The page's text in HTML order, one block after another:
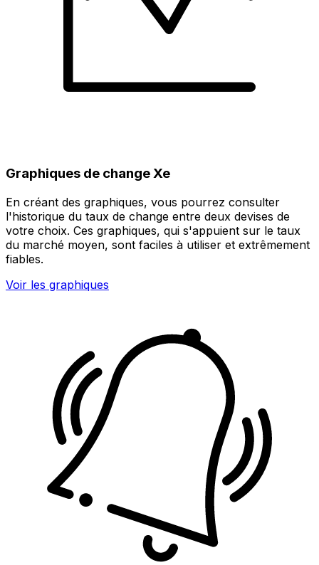
Graphiques de change Xe
En créant des graphiques, vous pourrez consulter
l'historique du taux de change entre deux devises de
votre choix. Ces graphiques, qui s'appuient sur le taux
du marché moyen, sont faciles à utiliser et extrêmement
fiables.
Voir les graphiques